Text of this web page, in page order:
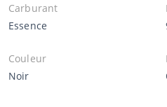
Carburant
Essence
Couleur
Noir